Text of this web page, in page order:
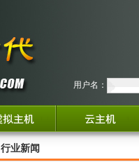
用户名：
行业新闻